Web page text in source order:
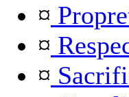
¤
¤
¤